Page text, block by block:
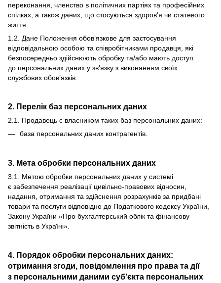
переконання, членство в політичних партіях та професійних
спілках, а також даних, що стосуються здоров’я чи статевого
життя.
1.2. Дане Положення обов’язкове для застосування
відповідальною особою та співробітниками продавця, які
безпосередньо здійснюють обробку та/або мають доступ
до персональних даних у зв’язку з виконанням своїх
службових обов’язків.
2. Перелік баз персональних даних
2.1. Продавець є власником таких баз персональних даних:
база персональних даних контрагентів.
3. Мета обробки персональних даних
3.1. Метою обробки персональних даних у системі
є забезпечення реалізації цивільно-правових відносин,
надання, отримання та здійснення розрахунків за придбані
товари та послуги відповідно до Податкового кодексу України,
Закону України «Про бухгалтерський облік та фінансову
звітність в Україні».
4. Порядок обробки персональних даних:
отримання згоди, повідомлення про права та дії
з персональними даними суб’єкта персональних